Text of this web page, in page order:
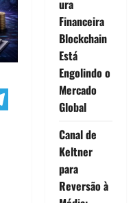
Telegram
ura
Financeira
Blockchain
Está
Engolindo o
Mercado
Global
Canal de
Keltner
para
Reversão à